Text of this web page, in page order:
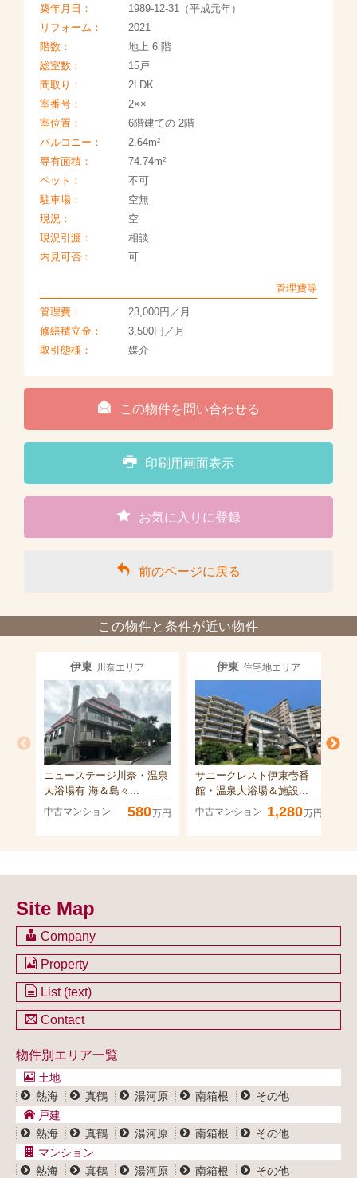
築年月日：
1989-12-31（平成元年）
リフォーム：
2021
階数：
地上 6 階
総室数：
15戸
間取り：
2LDK
室番号：
2××
室位置：
6階建ての 2階
バルコニー：
2.64m2
専有面積： 74.74m2
ペット：
不可
駐車場：
空無
現況：
空
現況引渡：
相談
内見可否：
可
管理費等
管理費：
23,000円／月
修繕積立金：
3,500円／月
取引態様：
媒介
この物件を問い合わせる
印刷用画面表示
お気に入りに登録
前のページに戻る
この物件と条件が近い物件
伊東 川奈エリア
ニューステージ川奈・温泉
大浴場有 海＆島々...
中古マンション 580万円
伊東 住宅地エリア
サニークレスト伊東壱番
館・温泉大浴場＆施設...
中古マンション 1,280万円
Site Map
Company
会社のご案内
不動産を購入したい方
不動産を売却したい方
不動産買取システム
Property
土地一覧
戸建一覧
マンション一覧
事業用物件一覧
List (text)
土地一覧
マンション一覧
事業用物件一覧
Contact
ブログ
プライバシーポリシー
サイトポリシー
物件別エリア一覧
土地
熱海
真鶴 湯河原 南箱根
その他
戸建
熱海
真鶴 湯河原 南箱根
その他
マンション
熱海
真鶴 湯河原 南箱根 その他